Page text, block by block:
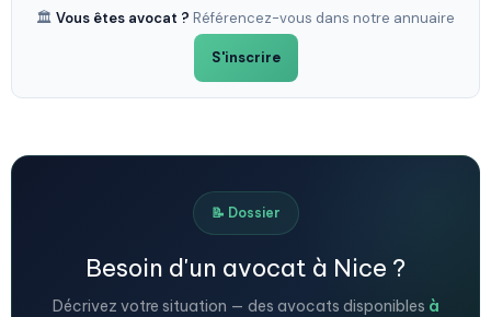
🏛️ Vous êtes avocat ? Référencez-vous dans notre annuaire
S'inscrire
📝 Dossier
Besoin d'un avocat à Nice ?
Décrivez votre situation — des avocats disponibles à